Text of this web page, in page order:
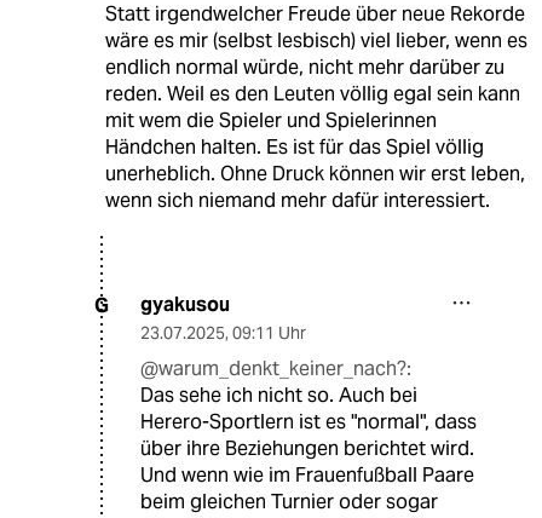
Statt irgendwelcher Freude über neue Rekorde
wäre es mir (selbst lesbisch) viel lieber, wenn es
endlich normal würde, nicht mehr darüber zu
reden. Weil es den Leuten völlig egal sein kann
mit wem die Spieler und Spielerinnen
Händchen halten. Es ist für das Spiel völlig
unerheblich. Ohne Druck können wir erst leben,
wenn sich niemand mehr dafür interessiert.
G gyakusou
23.07.2025, 09:11 Uhr
@warum_denkt_keiner_nach?:
Das sehe ich nicht so. Auch bei
Herero-Sportlern ist es "normal", dass
über ihre Beziehungen berichtet wird.
Und wenn wie im Frauenfußball Paare
beim gleichen Turnier oder sogar